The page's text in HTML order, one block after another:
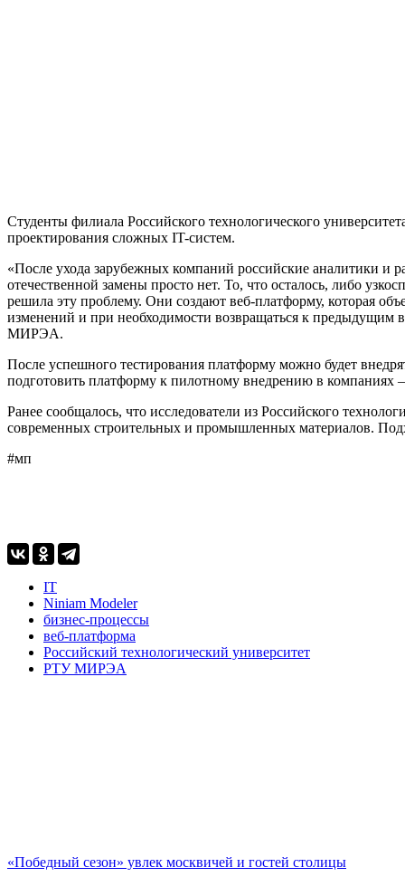
Студенты филиала Российского технологического
проектирования сложных IT-систем.
«После ухода зарубежных компаний российские аналитики и
отечественной замены просто нет. То, что осталось, либо
решила эту проблему. Они создают веб-платформу, которая
изменений и при необходимости возвращаться к предыдущим
МИРЭА.
После успешного тестирования платформу можно будет
подготовить платформу к пилотному внедрению в компаниях
Ранее сообщалось, что исследователи из Российского
современных строительных и промышленных материалов.
#мп
IT
Niniam Modeler
бизнес-процессы
веб-платформа
Российский технологический университет
РТУ МИРЭА
«Победный сезон» увлек москвичей и гостей столицы